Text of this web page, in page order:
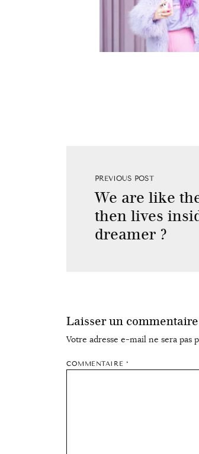
PREVIOUS POST
We are like
then lives
dreamer ?
Laisser un commentaire
Votre adresse e-mail ne sera pas
COMMENTAIRE *